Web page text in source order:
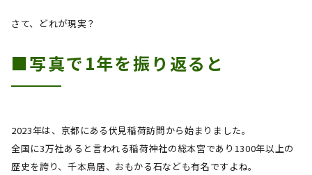
さて、どれが現実？
■写真で 1年を振り返ると
2023年は、京都にある伏見稲荷訪問から始まりました。
全国に3万社あると言われる稲荷神社の総本宮であり 1300年以上の
歴史を誇り、千本鳥居、おもかる石なども有名ですよね。